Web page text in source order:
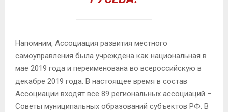
Напомним, Ассоциация развития местного
самоуправления была учреждена как национальная в
мае 2019 года и переименована во всероссийскую в
декабре 2019 года. В настоящее время в состав
Ассоциации входят все 89 региональных ассоциаций –
Советы муниципальных образований субъектов РФ. В